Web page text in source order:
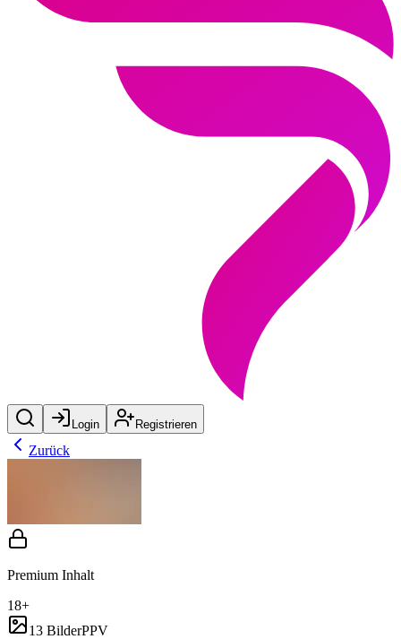
Login Registrieren
Zurück
Premium Inhalt
18+
13 BilderPPV